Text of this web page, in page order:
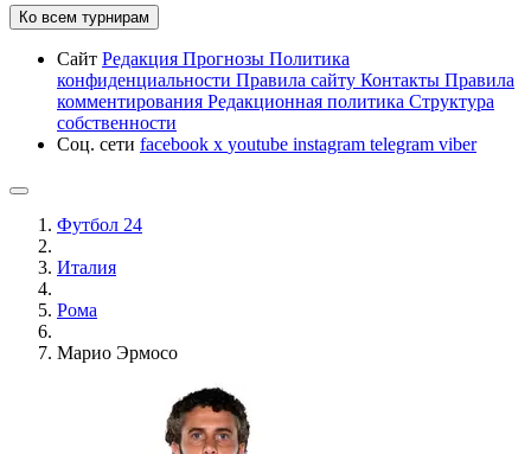
Ко всем турнирам
Сайт Редакция Прогнозы Политика
конфиденциальности Правила сайту Контакты Правила
комментирования Редакционная политика Структура
собственности
Соц. сети facebook x youtube instagram telegram viber
Футбол 24
Италия
Рома
Марио Эрмосо